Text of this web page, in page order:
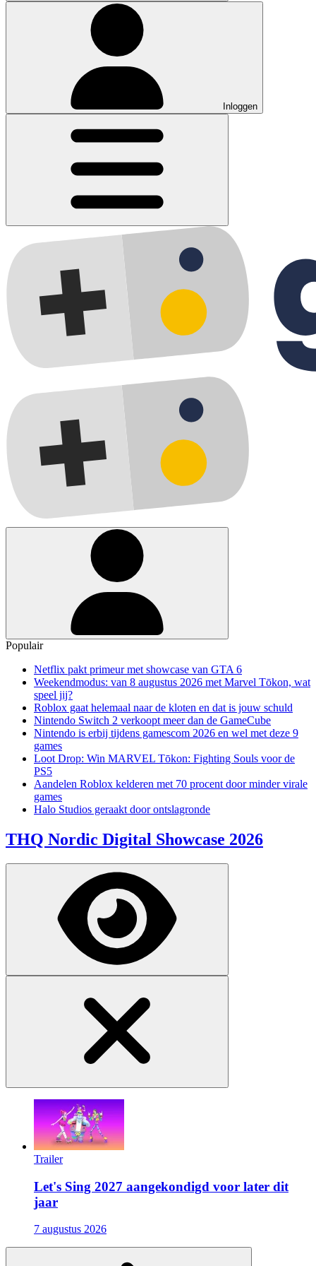
Inloggen
Populair
Netflix pakt primeur met showcase van GTA 6
Weekendmodus: van 8 augustus 2026 met Marvel Tōkon, wat
speel jij?
Roblox gaat helemaal naar de kloten en dat is jouw schuld
Nintendo Switch 2 verkoopt meer dan de GameCube
Nintendo is erbij tijdens gamescom 2026 en wel met deze 9
games
Loot Drop: Win MARVEL Tōkon: Fighting Souls voor de
PS5
Aandelen Roblox kelderen met 70 procent door minder virale
games
Halo Studios geraakt door ontslagronde
THQ Nordic Digital Showcase 2026
Trailer
Let's Sing 2027 aangekondigd voor later dit
jaar
7 augustus 2026